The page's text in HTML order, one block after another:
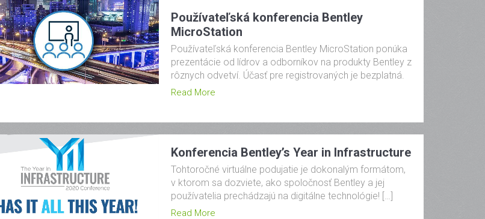
Používateľská konferencia Bentley
MicroStation
Používateľská konferencia Bentley MicroStation ponúka
prezentácie od lídrov a odborníkov na produkty Bentley z
rôznych odvetví. Účasť pre registrovaných je bezplatná.
Read More
Konferencia Bentley’s Year in Infrastructure
Tohtoročné virtuálne podujatie je dokonalým formátom,
v ktorom sa dozviete, ako spoločnosť Bentley a jej
používatelia prechádzajú na digitálne technológie! […]
Read More